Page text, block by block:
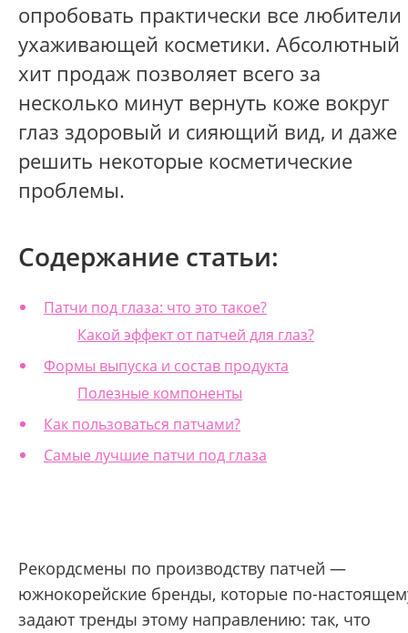
опробовать практически все любители
ухаживающей косметики. Абсолютный
хит продаж позволяет всего за
несколько минут вернуть коже вокруг
глаз здоровый и сияющий вид, и даже
решить некоторые косметические
проблемы.
Содержание статьи:
Патчи под глаза: что это такое?
Какой эффект от патчей для глаз?
Формы выпуска и состав продукта
Полезные компоненты
Как пользоваться патчами?
Самые лучшие патчи под глаза
Рекордсмены по производству патчей —
южнокорейские бренды, которые по-
задают тренды этому направлению: так, что